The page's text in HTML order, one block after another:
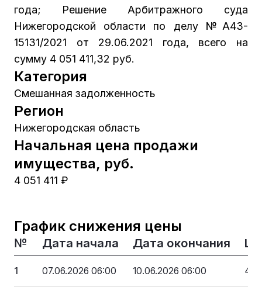
года; Решение Арбитражного суда
Нижегородской области по делу №А43-
15131/2021 от 29.06.2021 года, всего на
сумму 4 051 411,32 руб.
Категория
Смешанная задолженность
Регион
Нижегородская область
Начальная цена продажи
имущества, руб.
4 051 411 ₽
График снижения цены
№ Дата начала Дата окончания
1 07.06.2026 06:00 10.06.2026 06:00 4